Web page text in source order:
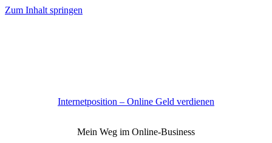
Zum Inhalt springen
Internetposition – Online Geld verdienen
Mein Weg im Online-Business